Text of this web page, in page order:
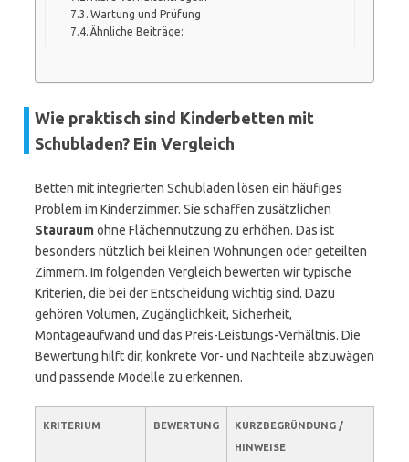
Wartung und Prüfung
Ähnliche Beiträge:
Wie praktisch sind Kinderbetten mit
Schubladen? Ein Vergleich
Betten mit integrierten Schubladen lösen ein häufiges
Problem im Kinderzimmer. Sie schaffen zusätzlichen
Stauraumohne Flächennutzung zu erhöhen. Das ist
besonders nützlich bei kleinen Wohnungen oder geteilten
Zimmern. Im folgenden Vergleich bewerten wir typische
Kriterien, die bei der Entscheidung wichtig sind. Dazu
gehören Volumen, Zugänglichkeit, Sicherheit,
Montageaufwand und das Preis-Leistungs-Verhältnis. Die
Bewertung hilft dir, konkrete Vor- und Nachteile abzuwägen
und passende Modelle zu erkennen.
KRITERIUM BEWERTUNG
KURZBEGRÜNDUNG /
HINWEISE